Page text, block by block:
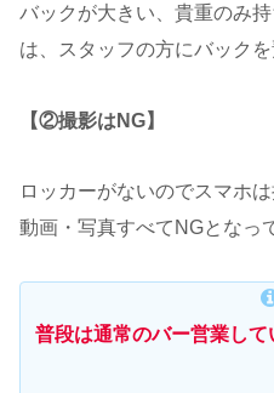
バックが大きい、貴重のみ
は、スタッフの方にバック
【②撮影はNG】
ロッカーがないのでスマホ
動画・写真すべてNGとなっ
普段は通常のバー営業して